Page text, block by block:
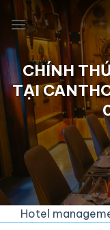
content
CHÍNH
TẠI
Hotel